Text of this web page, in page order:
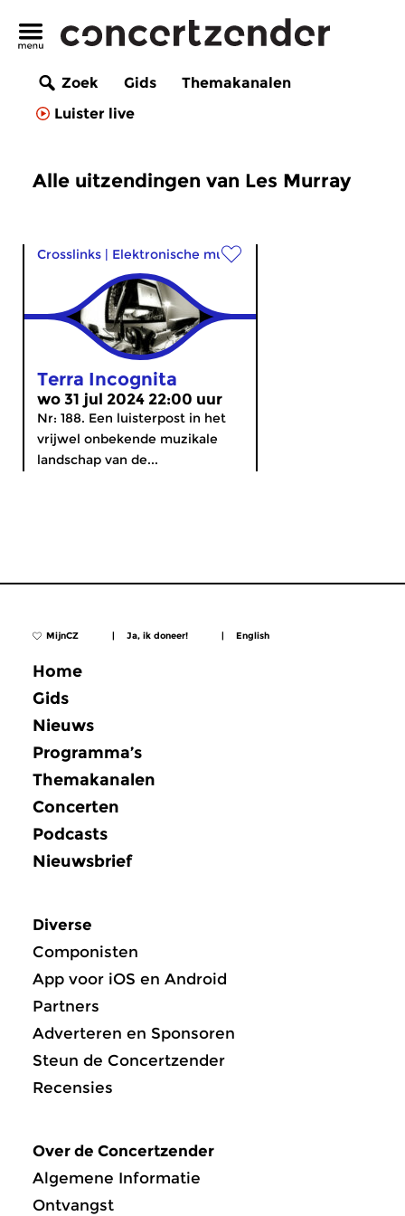
Zoek Gids
Themakanalen
Luister live
Alle uitzendingen van Les Murray
Crosslinks | Elektronische muziek
Terra Incognita
wo 31 jul 2024 22:00 uur
Nr: 188. Een luisterpost in het
vrijwel onbekende muzikale
landschap van de...
MijnCZ | Ja, ik doneer! | English
Home
Gids
Nieuws
Programma’s
Themakanalen
Concerten
Podcasts
Nieuwsbrief
Diverse
Componisten
App voor iOS en Android
Partners
Adverteren en Sponsoren
Steun de Concertzender
Recensies
Over de Concertzender
Algemene Informatie
Ontvangst